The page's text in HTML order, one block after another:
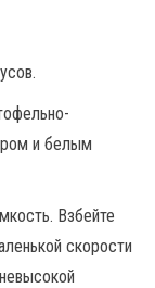
Взбейте
скорости